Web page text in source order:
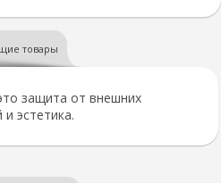
товары
защита от внешних
эстетика.